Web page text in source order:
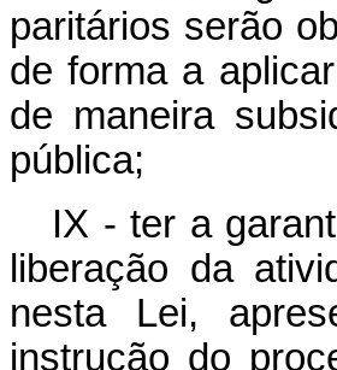
paritários serão
de forma a
de maneira
pública;
IX - ter a
liberação da
nesta Lei,
instrução do